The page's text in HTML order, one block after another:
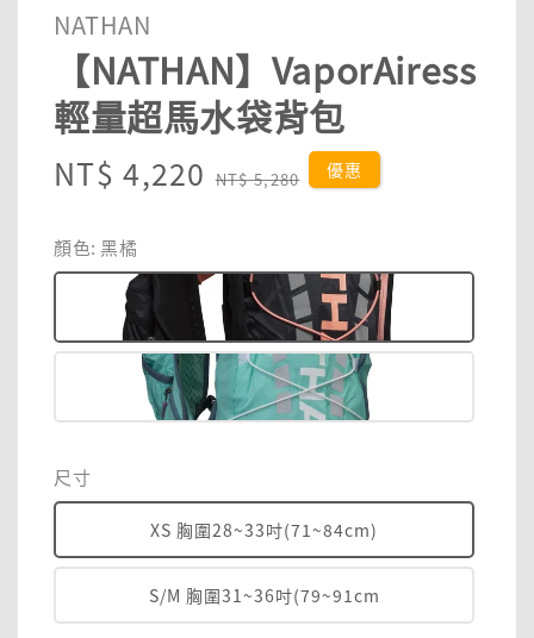
NATHAN
【NATHAN】VaporAiress
輕量超馬水袋背包
Sale
NT$ 4,220 Regular
NT$ 5,280 優惠
顏色: 黑橘
尺寸
XS 胸圍28~33吋(71~84cm)
S/M 胸圍31~36吋(79~91cm